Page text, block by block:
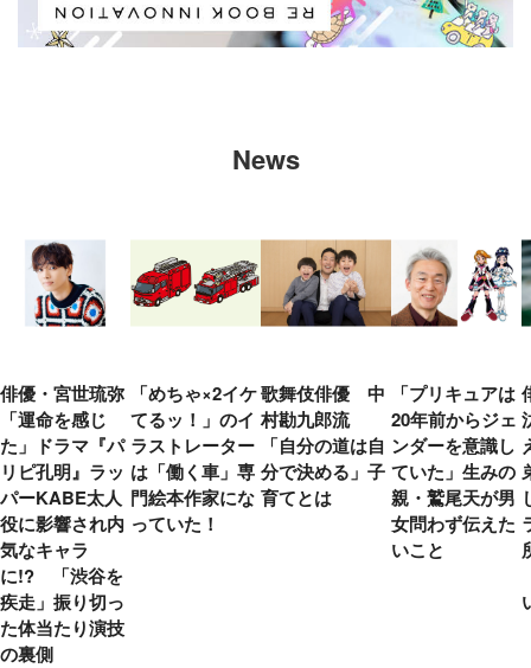
News
俳優・宮世琉弥
「運命を感じ
た」ドラマ『パ
リピ孔明』ラッ
パーKABE太人
役に影響され内
気なキャラ
に!? 「渋谷を
疾走」振り切っ
た体当たり演技
の裏側
「めちゃ×2イケ
てるッ！」のイ
ラストレーター
は「働く車」専
門絵本作家にな
っていた！
歌舞伎俳優 中
村勘九郎流
「自分の道は自
分で決める」子
育てとは
「プリキュアは
20年前からジェ
ンダーを意識し
ていた」生みの
親・鷲尾天が男
女問わず伝えた
いこと